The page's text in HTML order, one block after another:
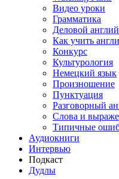
Видео уроки
Грамматика
Деловой
Как учить
Конкурс
Культурология
Немецкий язык
Произношение
Пунктуация
Разговорный
Слова и
Типичные
Аудиокниги
Интервью
Подкаст
Дудлы